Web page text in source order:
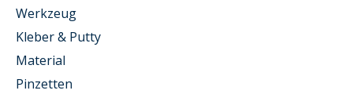
Werkzeug
Kleber & Putty
Material
Pinzetten